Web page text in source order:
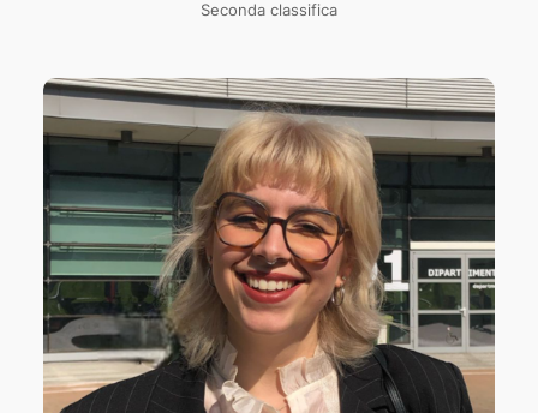
Seconda classifica